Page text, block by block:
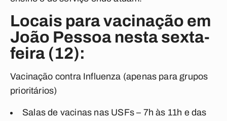
Locais para vacinação em
João Pessoa nesta sexta-
feira (12):
Vacinação contra Influenza (apenas para grupos
prioritários)
Salas de vacinas nas USFs – 7h às 11h e das